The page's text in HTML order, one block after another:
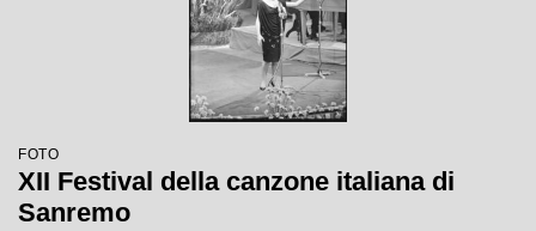
FOTO
XII Festival della canzone italiana di
Sanremo